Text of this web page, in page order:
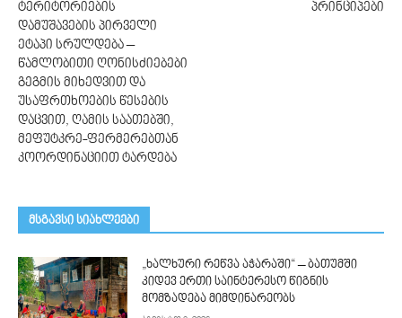
ტერიტორიების
დამუშავების პირველი
ეტაპი სრულდება –
წამლობითი ღონისძიებები
გეგმის მიხედვით და
უსაფრთხოების წესების
დაცვით, ღამის საათებში,
მეფუტკრე-ფერმერებთან
კოორდინაციით ტარდება
პრინციპები
მსგავსი სიახლეები
„ხალხური რეწვა აჭარაში“ – ბათუმში
კიდევ ერთი საინტერესო წიგნის
მომზადება მიმდინარეობს